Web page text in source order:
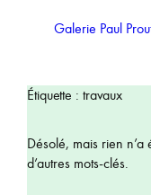
Galerie Paul
Étiquette : travaux
Désolé, mais rien
d’autres mots-clés.